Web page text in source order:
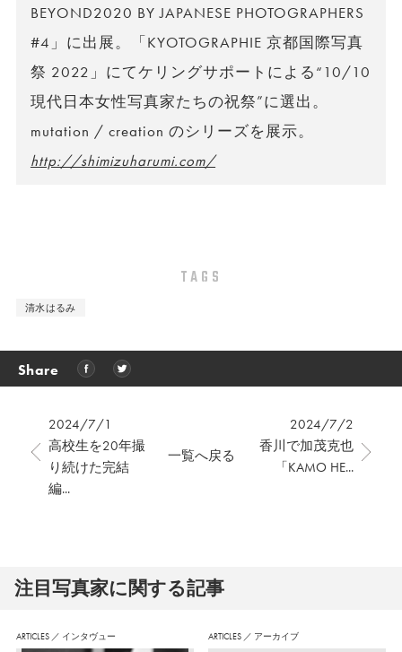
BEYOND2020 BY JAPANESE PHOTOGRAPHERS
#4」に出展。「KYOTOGRAPHIE 京都国際写真
祭 2022」にてケリングサポートによる“10/10
現代日本女性写真家たちの祝祭”に選出。
mutation / creation のシリーズを展示。
http://shimizuharumi.com/
TAGS
清水はるみ
Share
2024/7/1
高校生を20年撮
り続けた完結
編...
2024/7/2
香川で加茂克也
「KAMO HE...
一覧へ戻る
注⽬写真家に関する記事
ARTICLES ／ インタヴュー ARTICLES ／ アーカイブ